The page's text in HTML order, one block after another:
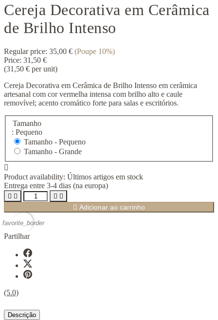
Cereja Decorativa em Cerâmica
de Brilho Intenso
Regular price: 35,00 € (Poupe 10%)
Price: 31,50 €
(31,50 € per unit)
Cereja Decorativa em Cerâmica de Brilho Intenso em cerâmica
artesanal com cor vermelha intensa com brilho alto e caule
removível; acento cromático forte para salas e escritórios.
Tamanho
: Pequeno
Tamanho - Pequeno
Tamanho - Grande

Product availability: Últimos artigos em stock
Entrega entre 3-4 dias (na europa)
   
 Adicionar ao carrinho
favorite_border
Partilhar
(5.0)
Descrição